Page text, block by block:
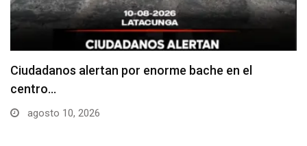
Denuncian falta de señalización en zonas de
estacionamiento…
agosto 10, 2026